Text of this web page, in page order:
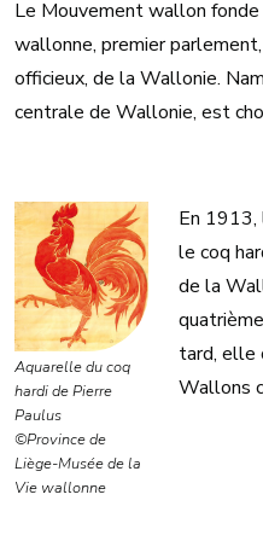
Le Mouvement wallon
wallonne, premier
officieux, de la Wallonie.
centrale de Wallonie, est
Aquarelle du coq
hardi de Pierre
Paulus
©Province de
Liège-Musée de la
Vie wallonne
En 1913,
le coq
de la
tard, elle
Wallons